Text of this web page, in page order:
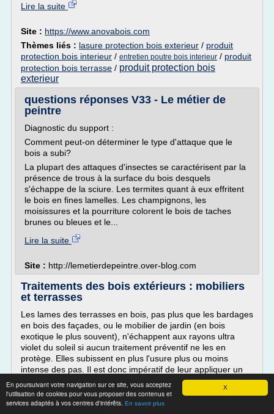
X
En poursuivant votre navigation sur ce site, vous acceptez
l'utilisation de cookies pour vous proposer des contenus et
services adaptés à vos centres d'intérêts. En savoir plus
Lire la suite
Site : https://www.anovabois.com
Thèmes liés : lasure protection bois exterieur / produit
protection bois interieur / entretien poutre bois interieur / produit
protection bois terrasse / produit protection bois
exterieur
questions réponses V33 - Le métier de
peintre
Diagnostic du support :
Comment peut-on déterminer le type d'attaque que le
bois a subi?
La plupart des attaques d'insectes se caractérisent par la
présence de trous à la surface du bois desquels
s'échappe de la sciure. Les termites quant à eux effritent
le bois en fines lamelles. Les champignons, les
moisissures et la pourriture colorent le bois de taches
brunes ou bleues et le...
Lire la suite
Site : http://lemetierdepeintre.over-blog.com
Traitements des bois extérieurs : mobiliers
et terrasses
Les lames des terrasses en bois, pas plus que les bardages
en bois des façades, ou le mobilier de jardin (en bois
exotique le plus souvent), n'échappent aux rayons ultra
violet du soleil si aucun traitement préventif ne les en
protège. Elles subissent en plus l'usure plus ou moins
intense des pas. Il est donc impératif de leur appliquer un
traitement préventif particulièrement approprié...
Lire la suite